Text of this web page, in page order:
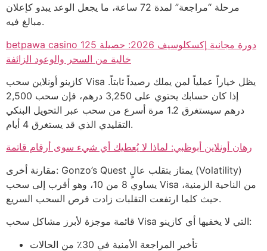
مرحلة “مراجعة” لمدة 72 ساعة، ما يجعل الوعد يبدو كإعلان
مبالغ فيه.
betpawa casino 125 دورة مجانية إكسكلوسيف 2026: حصيلة
خالية من السحر والوعود الزائفة
كازينو أونلاين سحب Visa يظل خياراً عملياً لمن يملك رصيداً ثابتاً.
إذا كان حسابك يحتوي على 3,250 درهم، فإن سحب 2,500
درهم سيستغرق 1.2 مرة أسرع من سحب عبر التحويل البنكي
التقليدي الذي قد يستغرق 4 أيام.
رهان أونلاين أبوظبي: لماذا لا يُعطيك أي شيء سوى أرقام قاتمة
مقارنة أخرى: Gonzo’s Quest يمتاز بتقلب عالٍ (Volatility)
يساوي 8 من 10، وهو أقرب إلى سحب Visa من الناحية الزمنية،
حيث كلما ارتفعت التقلبات زادت فرص السحب السريع.
قائمة موجزة لأبرز مشاكل سحب Visa التي لا يخفيها أي كازينو:
تأخير المراجعة الأمنية في 30٪ من الحالات